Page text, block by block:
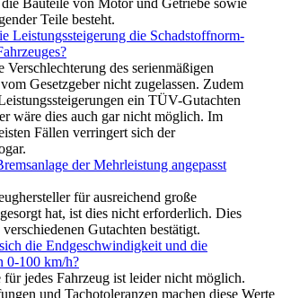
Teile besteht.
Leistungssteigerung die Schadstoffnorm-
des serienmäßigen
Gesetzgeber nicht zugelassen. Zudem
ein TÜV-Gutachten
wäre dies auch gar nicht möglich. Im
Fällen verringert sich der
der Mehrleistung angepasst
für ausreichend große
hat, ist dies nicht erforderlich. Dies
Gutachten bestätigt.
die Endgeschwindigkeit und die
0-100 km/h?
jedes Fahrzeug ist leider nicht möglich.
und Tachotoleranzen machen diese Werte